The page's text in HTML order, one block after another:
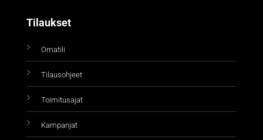
Tilaukset
Omatili
Tilausohjeet
Toimitusajat
Kampanjat